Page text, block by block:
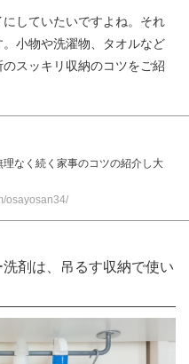
していたいですよね。それ
小物や洗濯物、タオルなど
スッキリ収納のコツをご紹
なく続く家事のコツの紹介し大
osayosan34/
洗剤は、吊るす収納で使い